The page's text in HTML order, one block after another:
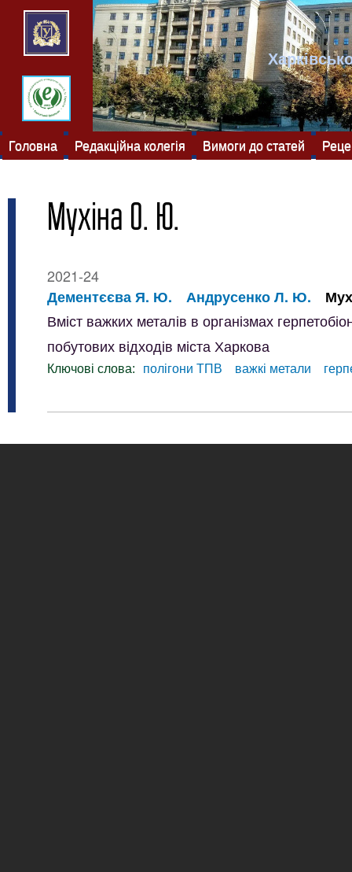
Головна Редакційна колегія Вимоги до статей
Мухіна О. Ю.
2021-24
Дементєєва Я. Ю.
Андрусенко Л. Ю.
Вміст важких металів в організмах
побутових відходів міста Харкова
Ключові слова: полігони ТПВ важкі метали